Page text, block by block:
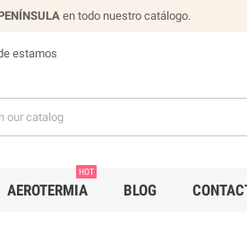
en todo nuestro catálogo.
estamos
AEROTERMIA
HOT
BLOG